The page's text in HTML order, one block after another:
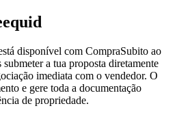
disponível com CompraSubito ao
a tua proposta diretamente
imediata com o vendedor. O
e gere toda a documentação
de propriedade.